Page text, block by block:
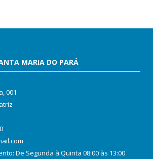
MARIA DO PARÁ
001
De Segunda à Quinta 08:00 às 13:00